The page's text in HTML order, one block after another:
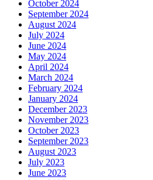
October 2024
September 2024
August 2024
July 2024
June 2024
May 2024
April 2024
March 2024
February 2024
January 2024
December 2023
November 2023
October 2023
September 2023
August 2023
July 2023
June 2023